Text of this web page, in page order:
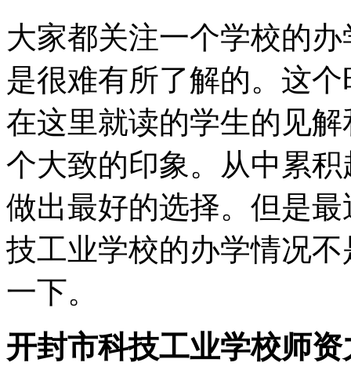
大家都关注一个学校的
是很难有所了解的。这
在这里就读的学生的见
个大致的印象。从中累
做出最好的选择。但是
技工业学校的办学情况
一下。
开封市科技工业学校师资